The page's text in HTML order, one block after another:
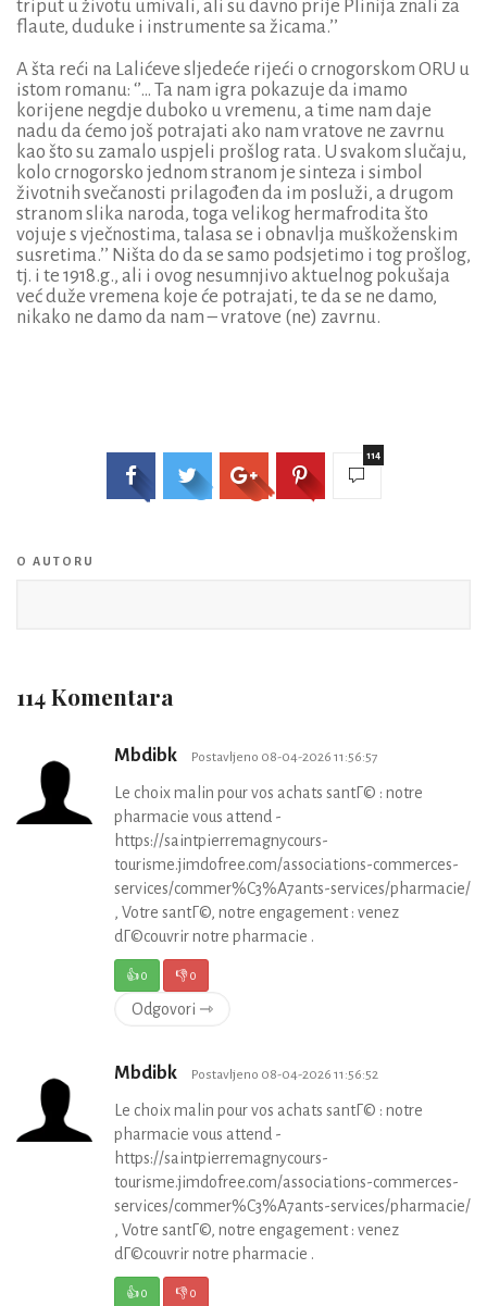
triput u životu umivali, ali su davno prije Plinija znali za
flaute, duduke i instrumente sa žicama.’’
A šta reći na Lalićeve sljedeće rijeći o crnogorskom ORU u
istom romanu: ‘’… Ta nam igra pokazuje da imamo
korijene negdje duboko u vremenu, a time nam daje
nadu da ćemo još potrajati ako nam vratove ne zavrnu
kao što su zamalo uspjeli prošlog rata. U svakom slučaju,
kolo crnogorsko jednom stranom je sinteza i simbol
životnih svečanosti prilagođen da im posluži, a drugom
stranom slika naroda, toga velikog hermafrodita što
vojuje s vječnostima, talasa se i obnavlja muškoženskim
susretima.’’ Ništa do da se samo podsjetimo i tog prošlog,
tj. i te 1918.g., ali i ovog nesumnjivo aktuelnog pokušaja
već duže vremena koje će potrajati, te da se ne damo,
nikako ne damo da nam – vratove (ne) zavrnu.
114
O AUTORU
114 Komentara
Mbdibk Postavljeno 08-04-2026 11:56:57
Le choix malin pour vos achats santГ© : notre
pharmacie vous attend -
https://saintpierremagnycours-
tourisme.jimdofree.com/associations-commerces-
services/commer%C3%A7ants-services/pharmacie/
, Votre santГ©, notre engagement : venez
dГ©couvrir notre pharmacie .
👍0 👎0
Odgovori ⇾
Mbdibk Postavljeno 08-04-2026 11:56:52
Le choix malin pour vos achats santГ© : notre
pharmacie vous attend -
https://saintpierremagnycours-
tourisme.jimdofree.com/associations-commerces-
services/commer%C3%A7ants-services/pharmacie/
, Votre santГ©, notre engagement : venez
dГ©couvrir notre pharmacie .
👍0 👎0